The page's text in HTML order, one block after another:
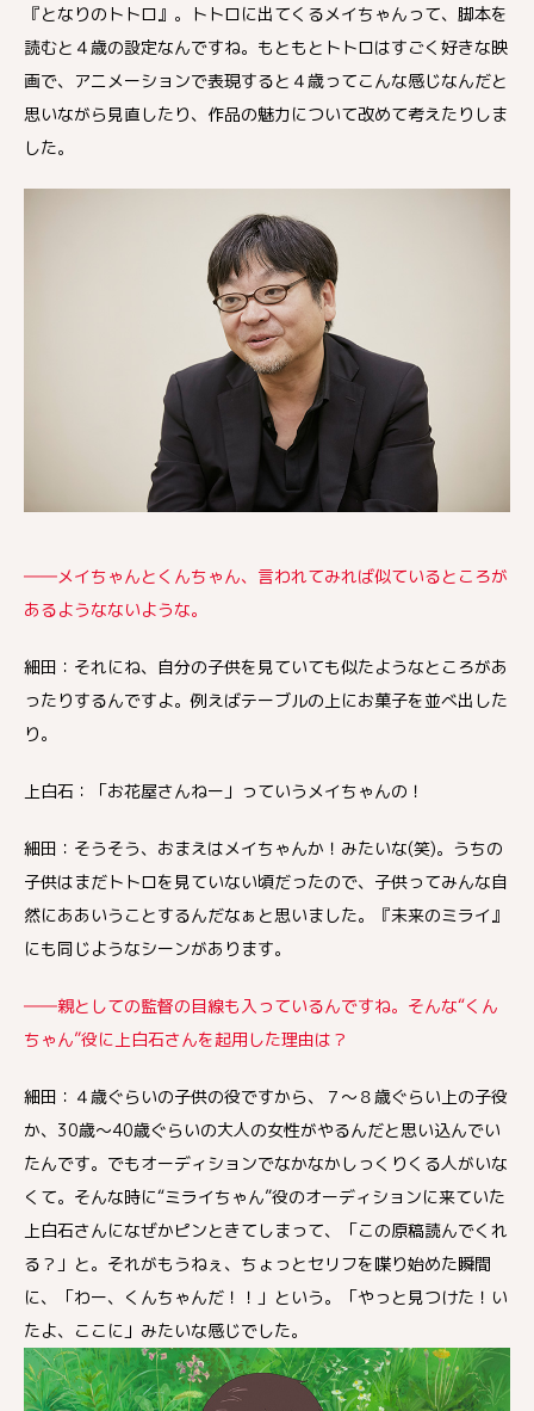
『となりのトトロ』。トトロに出てくるメイちゃんって、脚本を
読むと４歳の設定なんですね。もともとトトロはすごく好きな映
画で、アニメーションで表現すると４歳ってこんな感じなんだと
思いながら見直したり、作品の魅力について改めて考えたりしま
した。
――メイちゃんとくんちゃん、言われてみれば似ているところが
あるようなないような。
細田：それにね、自分の子供を見ていても似たようなところがあ
ったりするんですよ。例えばテーブルの上にお菓子を並べ出した
り。
上白石：「お花屋さんねー」っていうメイちゃんの！
細田：そうそう、おまえはメイちゃんか！みたいな(笑)。うちの
子供はまだトトロを見ていない頃だったので、子供ってみんな自
然にああいうことするんだなぁと思いました。『未来のミライ』
にも同じようなシーンがあります。
――親としての監督の目線も入っているんですね。そんな“くん
ちゃん”役に上白石さんを起用した理由は？
細田：４歳ぐらいの子供の役ですから、７～８歳ぐらい上の子役
か、30歳～40歳ぐらいの大人の女性がやるんだと思い込んでい
たんです。でもオーディションでなかなかしっくりくる人がいな
くて。そんな時に“ミライちゃん”役のオーディションに来ていた
上白石さんになぜかピンときてしまって、「この原稿読んでくれ
る？」と。それがもうねぇ、ちょっとセリフを喋り始めた瞬間
に、「わー、くんちゃんだ！！」という。「やっと見つけた！い
たよ、ここに」みたいな感じでした。